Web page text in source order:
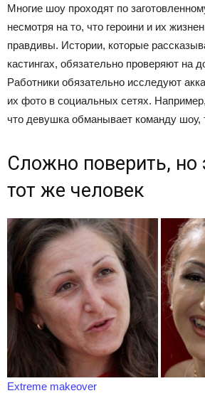
Многие шоу проходят по
несмотря на то, что героини и их
правдивы. Истории, которые
кастингах, обязательно проверяют на
Работники обязательно исследуют
их фото в социальных сетях.
что девушка обманывает команду шоу,
Сложно поверить, но
тот же человек
Extreme makeover